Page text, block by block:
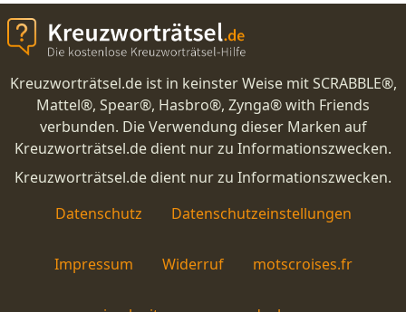
Kreuzworträtsel.de ist in keinster Weise mit SCRABBLE®,
Mattel®, Spear®, Hasbro®, Zynga® with Friends
verbunden. Die Verwendung dieser Marken auf
Kreuzworträtsel.de dient nur zu Informationszwecken.
Kreuzworträtsel.de dient nur zu Informationszwecken.
Datenschutz
Datenschutzeinstellungen
Impressum Widerruf motscroises.fr